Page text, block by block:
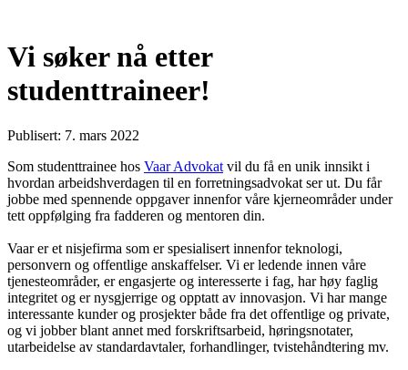
Vi søker nå etter
studenttraineer!
Publisert: 7. mars 2022
Som studenttrainee hos Vaar Advokat vil du få en unik innsikt i
hvordan arbeidshverdagen til en forretningsadvokat ser ut. Du får
jobbe med spennende oppgaver innenfor våre kjerneområder under
tett oppfølging fra fadderen og mentoren din.
Vaar er et nisjefirma som er spesialisert innenfor teknologi,
personvern og offentlige anskaffelser. Vi er ledende innen våre
tjenesteområder, er engasjerte og interesserte i fag, har høy faglig
integritet og er nysgjerrige og opptatt av innovasjon. Vi har mange
interessante kunder og prosjekter både fra det offentlige og private,
og vi jobber blant annet med forskriftsarbeid, høringsnotater,
utarbeidelse av standardavtaler, forhandlinger, tvistehåndtering mv.